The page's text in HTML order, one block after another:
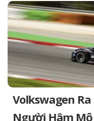
Volkswagen Ra
Người Hâm Mộ